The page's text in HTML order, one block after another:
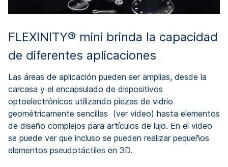
FLEXINITY® mini brinda la capacidad
de diferentes aplicaciones
Las áreas de aplicación pueden ser amplias, desde la
carcasa y el encapsulado de dispositivos
optoelectrónicos utilizando piezas de vidrio
geométricamente sencillas (ver video) hasta elementos
de diseño complejos para artículos de lujo. En el video
se puede ver que incluso se pueden realizar pequeños
elementos pseudotáctiles en 3D.